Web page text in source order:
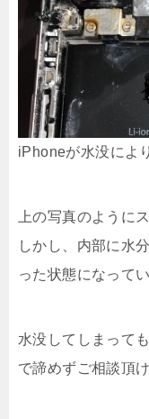
iPhoneが水没によ
上の写真のように
しかし、内部に水
った状態になって
水没してしまって
で諦めずご相談頂